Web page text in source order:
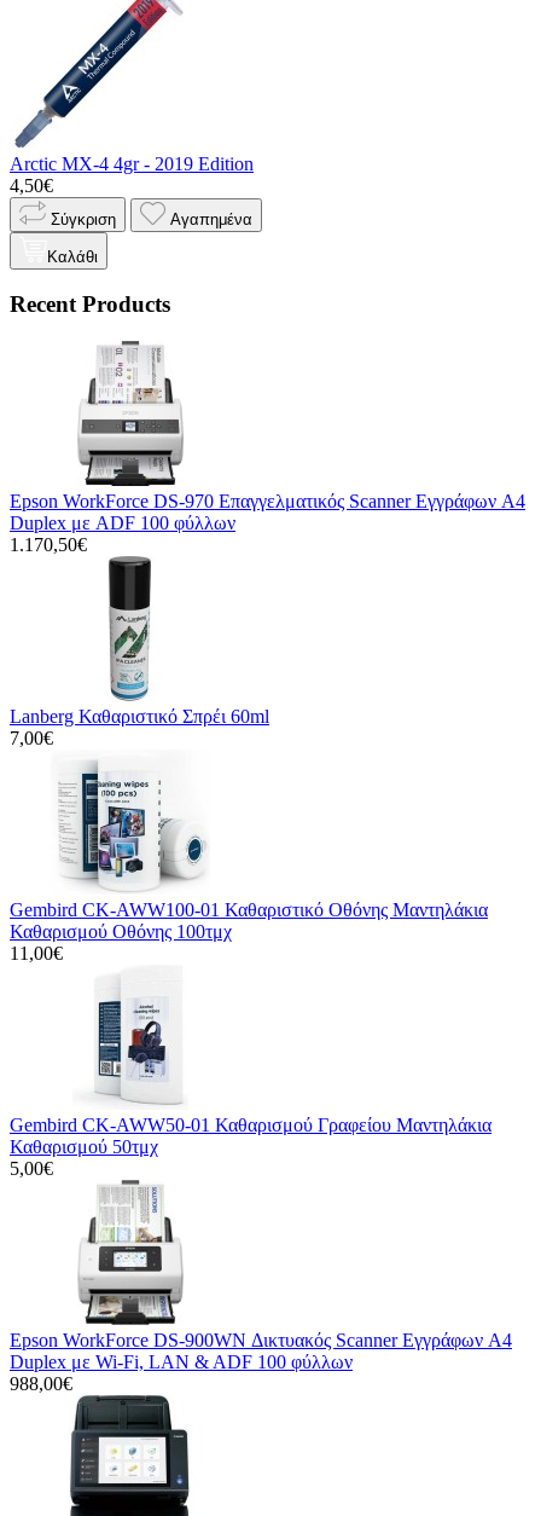
Arctic MX-4 4gr - 2019 Edition
4,50€
Σύγκριση Αγαπημένα
Καλάθι
Recent Products
Epson WorkForce DS-970 Επαγγελματικός Scanner Εγγράφων A4
Duplex με ADF 100 φύλλων
1.170,50€
Lanberg Καθαριστικό Σπρέι 60ml
7,00€
Gembird CK-AWW100-01 Καθαριστικό Οθόνης Μαντηλάκια
Καθαρισμού Οθόνης 100τμχ
11,00€
Gembird CK-AWW50-01 Καθαρισμού Γραφείου Μαντηλάκια
Καθαρισμού 50τμχ
5,00€
Epson WorkForce DS-900WN Δικτυακός Scanner Εγγράφων A4
Duplex με Wi-Fi, LAN & ADF 100 φύλλων
988,00€